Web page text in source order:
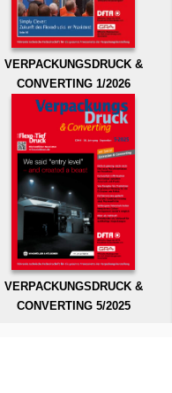
VERPACKUNGSDRUCK &
CONVERTING 1/2026
VERPACKUNGSDRUCK &
CONVERTING 5/2025